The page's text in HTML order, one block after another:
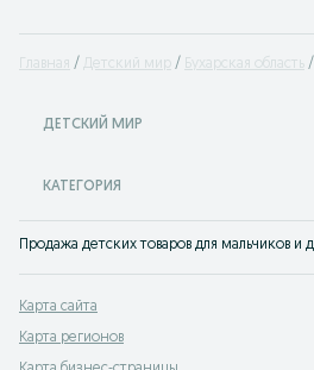
Главная Детский мир Бухарская область
ДЕТСКИЙ МИР
КАТЕГОРИЯ
Продажа детских товаров для мальчиков
Карта сайта
Карта регионов